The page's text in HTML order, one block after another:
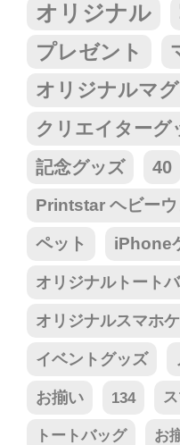
オリジナル
プレゼント
オリジナルマ
クリエイターグ
記念グッズ
40
Printstar ヘビー
ペット iPhone
オリジナルトート
オリジナルスマホ
イベントグッズ
お揃い 134
トートバッグ お